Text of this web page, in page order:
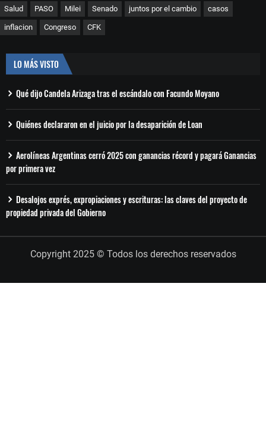
Salud PASO Milei Senado juntos por el cambio casos
inflacion Congreso CFK
LO MÁS VISTO
Qué dijo Candela Arizaga tras el escándalo con Facundo Moyano
Quiénes declararon en el juicio por la desaparición de Loan
Aerolíneas Argentinas cerró 2025 con ganancias récord y pagará Ganancias
por primera vez
Desalojos exprés, expropiaciones y escrituras: las claves del proyecto de
propiedad privada del Gobierno
Copyright 2025 © Todos los derechos reservados